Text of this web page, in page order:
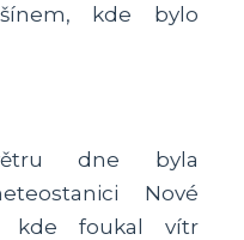
kde bylo
dne byla
Nové
kde foukal vítr